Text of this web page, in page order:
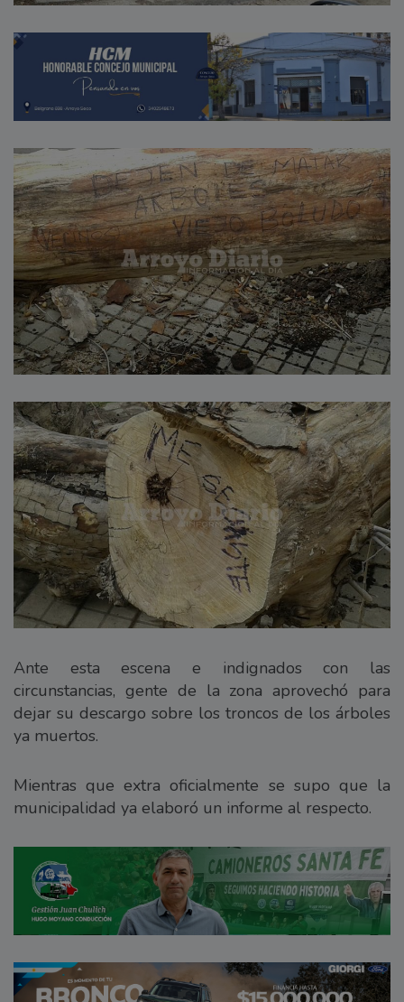
Ante esta escena e indignados con las
circunstancias, gente de la zona aprovechó para
dejar su descargo sobre los troncos de los árboles
ya muertos.
Mientras que extra oficialmente se supo que la
municipalidad ya elaboró un informe al respecto.